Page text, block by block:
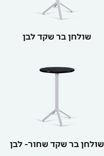
שולחן בר שקד לבן
שולחן בר שקד שחור- לבן